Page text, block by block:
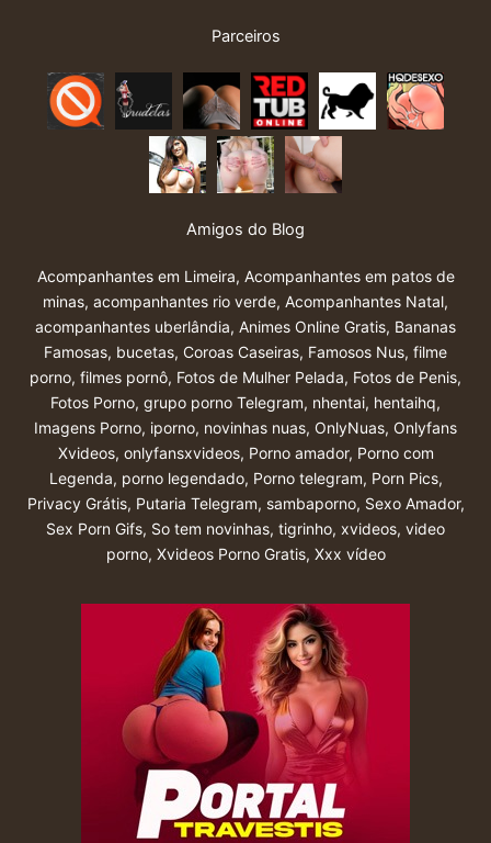
Parceiros
Amigos do Blog
Acompanhantes em Limeira, Acompanhantes em patos de
minas, acompanhantes rio verde, Acompanhantes Natal,
acompanhantes uberlândia, Animes Online Gratis, Bananas
Famosas, bucetas, Coroas Caseiras, Famosos Nus, filme
porno, filmes pornô, Fotos de Mulher Pelada, Fotos de Penis,
Fotos Porno, grupo porno Telegram, nhentai, hentaihq,
Imagens Porno, iporno, novinhas nuas, OnlyNuas, Onlyfans
Xvideos, onlyfansxvideos, Porno amador, Porno com
Legenda, porno legendado, Porno telegram, Porn Pics,
Privacy Grátis, Putaria Telegram, sambaporno, Sexo Amador,
Sex Porn Gifs, So tem novinhas, tigrinho, xvideos, video
porno, Xvideos Porno Gratis, Xxx vídeo